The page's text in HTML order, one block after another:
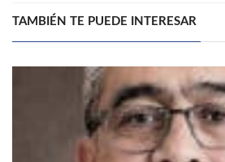
TAMBIÉN TE PUEDE INTERESAR